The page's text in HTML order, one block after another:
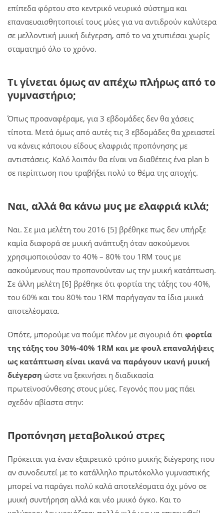
επίπεδα φόρτου στο κεντρικό νευρικό σύστημα και
επαναευαισθητοποιεί τους μύες για να αντιδρούν καλύτερα
σε μελλοντική μυική διέγερση, από το να χτυπιέσαι χωρίς
σταματημό όλο το χρόνο.
Τι γίνεται όμως αν απέχω πλήρως από το
γυμναστήριο;
Όπως προαναφέραμε, για 3 εβδομάδες δεν θα χάσεις
τίποτα. Μετά όμως από αυτές τις 3 εβδομάδες θα χρειαστεί
να κάνεις κάποιου είδους ελαφριάς προπόνησης με
αντιστάσεις. Καλό λοιπόν θα είναι να διαθέτεις ένα plan b
σε περίπτωση που τραβήξει πολύ το θέμα της αποχής.
Ναι, αλλά θα κάνω μυς με ελαφριά κιλά;
Ναι. Σε μια μελέτη του 2016 [5] βρέθηκε πως δεν υπήρξε
καμία διαφορά σε μυική ανάπτυξη όταν ασκούμενοι
χρησιμοποιούσαν το 40% – 80% του 1RM τους με
ασκούμενους που προπονούνταν ως την μυική κατάπτωση.
Σε άλλη μελέτη [6] βρέθηκε ότι φορτία της τάξης του 40%,
του 60% και του 80% του 1RM παρήγαγαν τα ίδια μυικά
αποτελέσματα.
Οπότε, μπορούμε να πούμε πλέον με σιγουριά ότι φορτία
της τάξης του 30%-40% 1RM και με φουλ επαναλήψεις
ως κατάπτωση είναι ικανά να παράγουν ικανή μυική
διέγερση ώστε να ξεκινήσει η διαδικασία
πρωτεϊνοσύνθεσης στους μύες. Γεγονός που μας πάει
σχεδόν αβίαστα στην:
Προπόνηση μεταβολικού στρες
Πρόκειται για έναν εξαιρετικό τρόπο μυικής διέγερσης που
αν συνοδευτεί με το κατάλληλο πρωτόκολλο γυμναστικής
μπορεί να παράγει πολύ καλά αποτελέσματα όχι μόνο σε
μυική συντήρηση αλλά και νέο μυικό όγκο. Και το